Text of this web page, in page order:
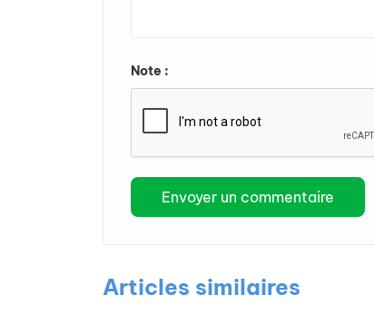
Note :
Articles similaires